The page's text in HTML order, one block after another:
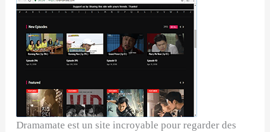
Dramamate est un site incroyable pour regarder des